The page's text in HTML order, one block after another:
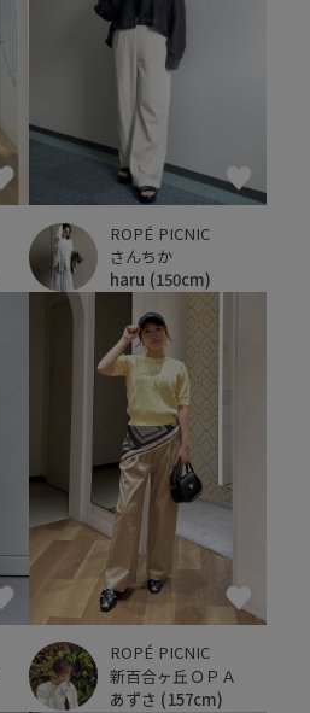
ROPÉ PICNIC
さんちか
haru (150cm)
ROPÉ PICNIC
新百合ヶ丘ＯＰＡ
あずさ (157cm)